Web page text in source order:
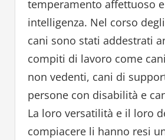
temperamento affettuoso
intelligenza. Nel corso
cani sono stati addestrati
compiti di lavoro come
non vedenti, cani di
persone con disabilità e
La loro versatilità e il loro
compiacere li hanno resi